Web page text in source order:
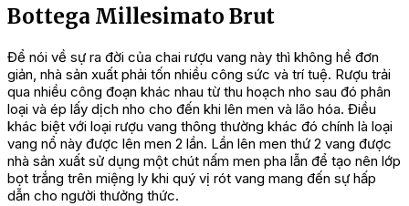
Bottega Millesimato Brut
Để nói về sự ra đời của chai rượu vang này thì không hề đơn
giản, nhà sản xuất phải tốn nhiều công sức và trí tuệ. Rượu trải
qua nhiều công đoạn khác nhau từ thu hoạch nho sau đó phân
loại và ép lấy dịch nho cho đến khi lên men và lão hóa. Điều
khác biệt với loại rượu vang thông thường khác đó chính là loại
vang nổ này được lên men 2 lần. Lần lên men thứ 2 vang được
nhà sản xuất sử dụng một chút nấm men pha lẫn để tạo nên lớp
bọt trắng trên miệng ly khi quý vị rót vang mang đến sự hấp
dẫn cho người thưởng thức.